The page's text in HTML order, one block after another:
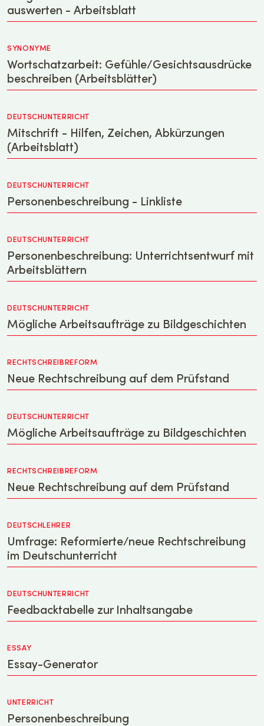
auswerten - Arbeitsblatt
SYNONYME
Wortschatzarbeit: Gefühle/Gesichtsausdrücke
beschreiben (Arbeitsblätter)
DEUTSCHUNTERRICHT
Mitschrift - Hilfen, Zeichen, Abkürzungen
(Arbeitsblatt)
DEUTSCHUNTERRICHT
Personenbeschreibung - Linkliste
DEUTSCHUNTERRICHT
Personenbeschreibung: Unterrichtsentwurf mit
Arbeitsblättern
DEUTSCHUNTERRICHT
Mögliche Arbeitsaufträge zu Bildgeschichten
RECHTSCHREIBREFORM
Neue Rechtschreibung auf dem Prüfstand
DEUTSCHUNTERRICHT
Mögliche Arbeitsaufträge zu Bildgeschichten
RECHTSCHREIBREFORM
Neue Rechtschreibung auf dem Prüfstand
DEUTSCHLEHRER
Umfrage: Reformierte/neue Rechtschreibung
im Deutschunterricht
DEUTSCHUNTERRICHT
Feedbacktabelle zur Inhaltsangabe
ESSAY
Essay-Generator
UNTERRICHT
Personenbeschreibung